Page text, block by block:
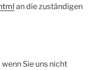
an die zuständigen
Sie uns nicht